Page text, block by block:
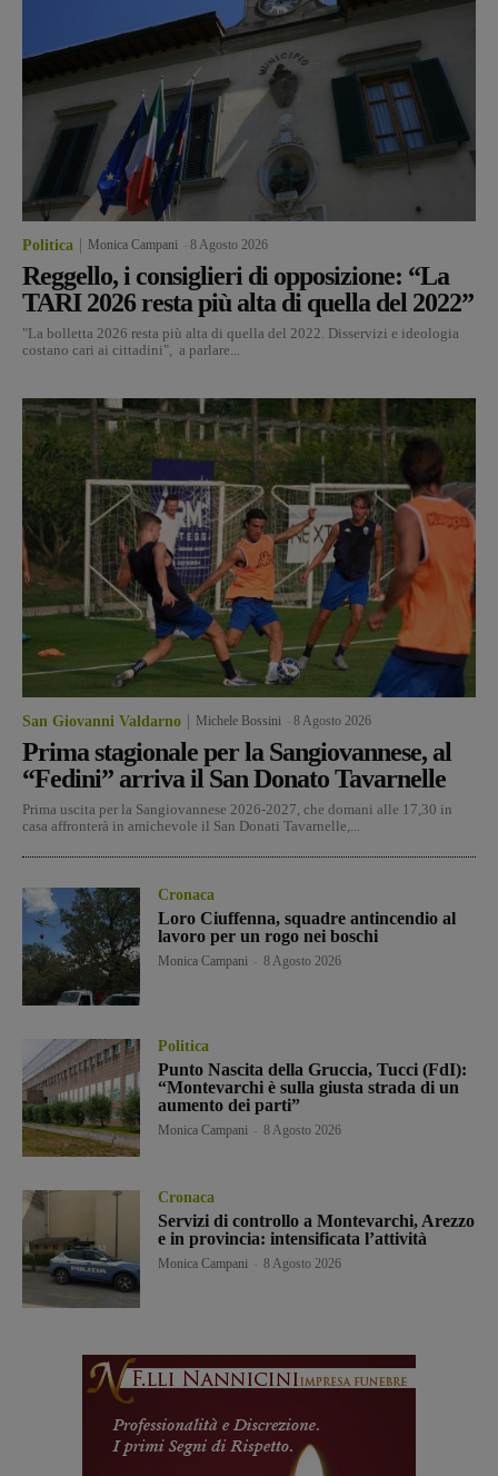
Politica Monica Campani 8 Agosto 2026
Reggello, i consiglieri di opposizione: “La
TARI 2026 resta più alta di quella del 2022”
"La bolletta 2026 resta più alta di quella del 2022. Disservizi e ideologia
costano cari ai cittadini", a parlare...
San Giovanni Valdarno Michele Bossini 8 Agosto 2026
Prima stagionale per la Sangiovannese, al
“Fedini” arriva il San Donato Tavarnelle
Prima uscita per la Sangiovannese 2026-2027, che domani alle 17,30 in
casa affronterà in amichevole il San Donati Tavarnelle,...
Cronaca
Loro Ciuffenna, squadre antincendio al
lavoro per un rogo nei boschi
Monica Campani 8 Agosto 2026
Politica
Punto Nascita della Gruccia, Tucci (FdI):
“Montevarchi è sulla giusta strada di un
aumento dei parti”
Monica Campani 8 Agosto 2026
Cronaca
Servizi di controllo a Montevarchi, Arezzo
e in provincia: intensificata l’attività
Monica Campani 8 Agosto 2026